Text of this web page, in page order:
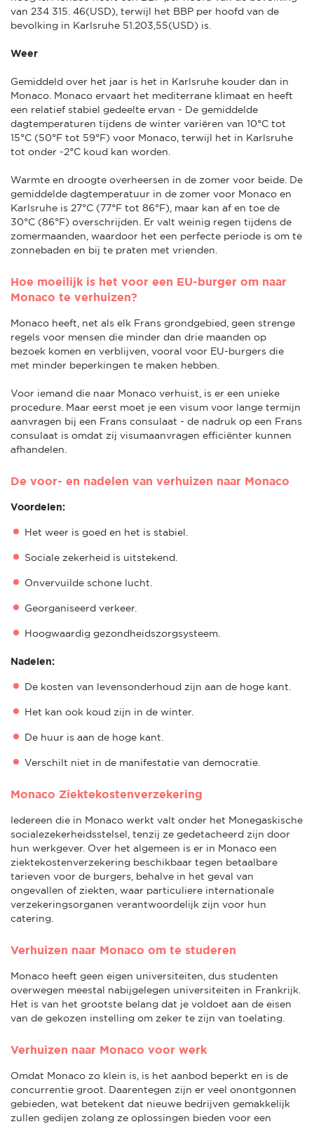
van 234 315. 46(USD), terwijl het BBP per hoofd van de
bevolking in Karlsruhe 51.203,55(USD) is.
Weer
Gemiddeld over het jaar is het in Karlsruhe kouder dan in
Monaco. Monaco ervaart het mediterrane klimaat en heeft
een relatief stabiel gedeelte ervan - De gemiddelde
dagtemperaturen tijdens de winter variëren van 10°C tot
15°C (50°F tot 59°F) voor Monaco, terwijl het in Karlsruhe
tot onder -2°C koud kan worden.
Warmte en droogte overheersen in de zomer voor beide. De
gemiddelde dagtemperatuur in de zomer voor Monaco en
Karlsruhe is 27°C (77°F tot 86°F), maar kan af en toe de
30°C (86°F) overschrijden. Er valt weinig regen tijdens de
zomermaanden, waardoor het een perfecte periode is om te
zonnebaden en bij te praten met vrienden.
Hoe moeilijk is het voor een EU-burger om naar
Monaco te verhuizen?
Monaco heeft, net als elk Frans grondgebied, geen strenge
regels voor mensen die minder dan drie maanden op
bezoek komen en verblijven, vooral voor EU-burgers die
met minder beperkingen te maken hebben.
Voor iemand die naar Monaco verhuist, is er een unieke
procedure. Maar eerst moet je een visum voor lange termijn
aanvragen bij een Frans consulaat - de nadruk op een Frans
consulaat is omdat zij visumaanvragen efficiënter kunnen
afhandelen.
De voor- en nadelen van verhuizen naar Monaco
Voordelen:
Het weer is goed en het is stabiel.
Sociale zekerheid is uitstekend.
Onvervuilde schone lucht.
Georganiseerd verkeer.
Hoogwaardig gezondheidszorgsysteem.
Nadelen:
De kosten van levensonderhoud zijn aan de hoge kant.
Het kan ook koud zijn in de winter.
De huur is aan de hoge kant.
Verschilt niet in de manifestatie van democratie.
Monaco Ziektekostenverzekering
Iedereen die in Monaco werkt valt onder het Monegaskische
socialezekerheidsstelsel, tenzij ze gedetacheerd zijn door
hun werkgever. Over het algemeen is er in Monaco een
ziektekostenverzekering beschikbaar tegen betaalbare
tarieven voor de burgers, behalve in het geval van
ongevallen of ziekten, waar particuliere internationale
verzekeringsorganen verantwoordelijk zijn voor hun
catering.
Verhuizen naar Monaco om te studeren
Monaco heeft geen eigen universiteiten, dus studenten
overwegen meestal nabijgelegen universiteiten in Frankrijk.
Het is van het grootste belang dat je voldoet aan de eisen
van de gekozen instelling om zeker te zijn van toelating.
Verhuizen naar Monaco voor werk
Omdat Monaco zo klein is, is het aanbod beperkt en is de
concurrentie groot. Daarentegen zijn er veel onontgonnen
gebieden, wat betekent dat nieuwe bedrijven gemakkelijk
zullen gedijen zolang ze oplossingen bieden voor een